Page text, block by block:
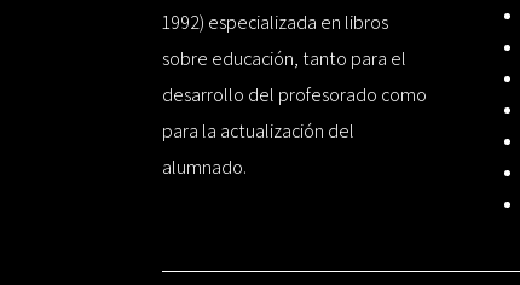
1992) especializada en libros
sobre educación, tanto para el
desarrollo del profesorado como
para la actualización del
alumnado.